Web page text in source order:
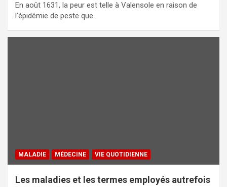
En août 1631, la peur est telle à Valensole en raison de
l’épidémie de peste que…
MALADIE MÉDECINE VIE QUOTIDIENNE
Les maladies et les termes employés autrefois